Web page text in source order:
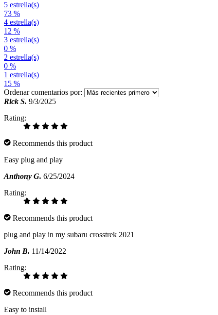
5 estrella(s)
73 %
4 estrella(s)
12 %
3 estrella(s)
0 %
2 estrella(s)
0 %
1 estrella(s)
15 %
Ordenar comentarios por:
Rick S. 9/3/2025
Rating:
Recommends this product
Easy plug and play
Anthony G. 6/25/2024
Rating:
Recommends this product
plug and play in my subaru crosstrek 2021
John B. 11/14/2022
Rating:
Recommends this product
Easy to install